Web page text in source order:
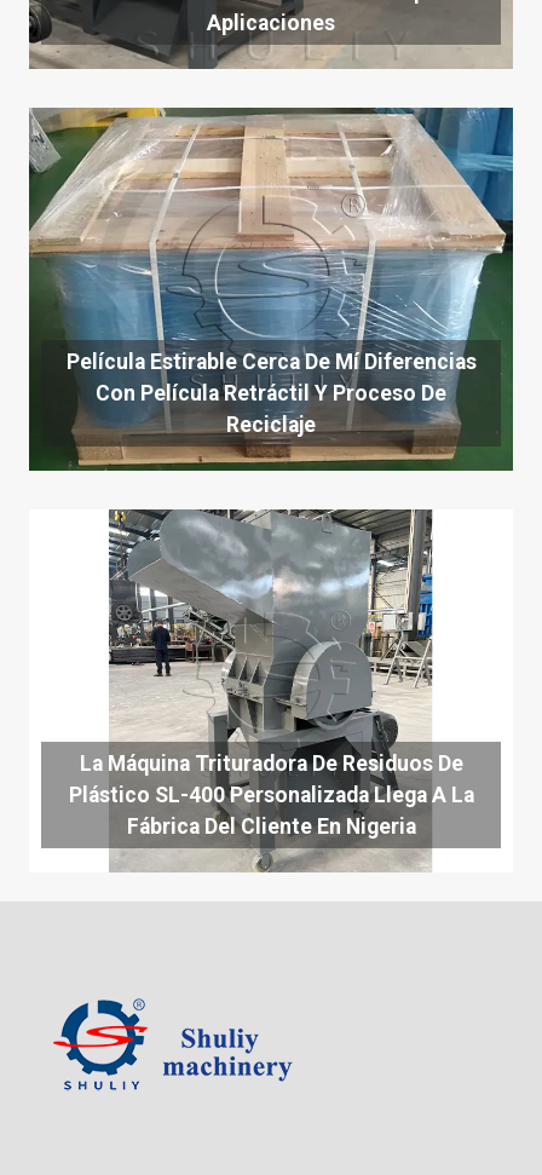
Aplicaciones
Película Estirable Cerca De Mí Diferencias
Con Película Retráctil Y Proceso De
Reciclaje
La Máquina Trituradora De Residuos De
Plástico SL-400 Personalizada Llega A La
Fábrica Del Cliente En Nigeria